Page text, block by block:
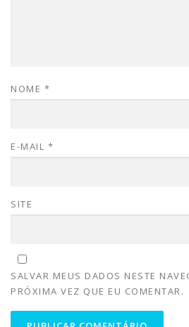
NOME *
E-MAIL *
SITE
SALVAR MEUS DADOS NESTE
PRÓXIMA VEZ QUE EU COMENTAR.